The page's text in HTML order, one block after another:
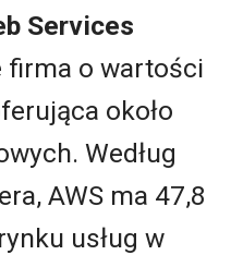
Services
firma o wartości
około
Według
AWS ma 47,8
usług w